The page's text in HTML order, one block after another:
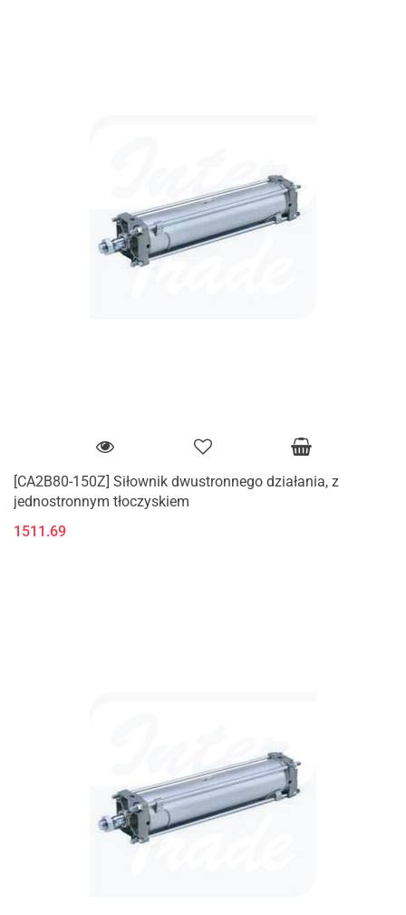
[CA2B80-150Z] Siłownik dwustronnego działania, z
jednostronnym tłoczyskiem
1511.69